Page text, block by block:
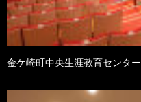
金ケ崎町中央生涯教育センター